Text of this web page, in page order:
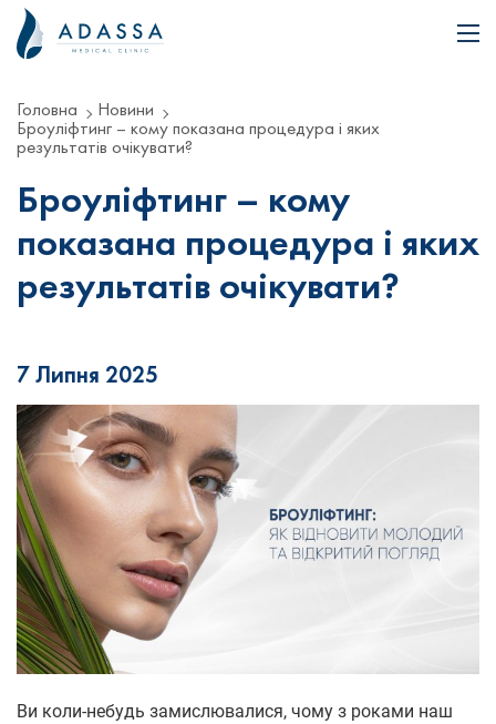
Головна
Новини
Броуліфтинг – кому показана процедура і яких
результатів очікувати?
Броуліфтинг – кому
показана процедура і яких
результатів очікувати?
7 Липня 2025
Ви коли-небудь замислювалися, чому з роками наш